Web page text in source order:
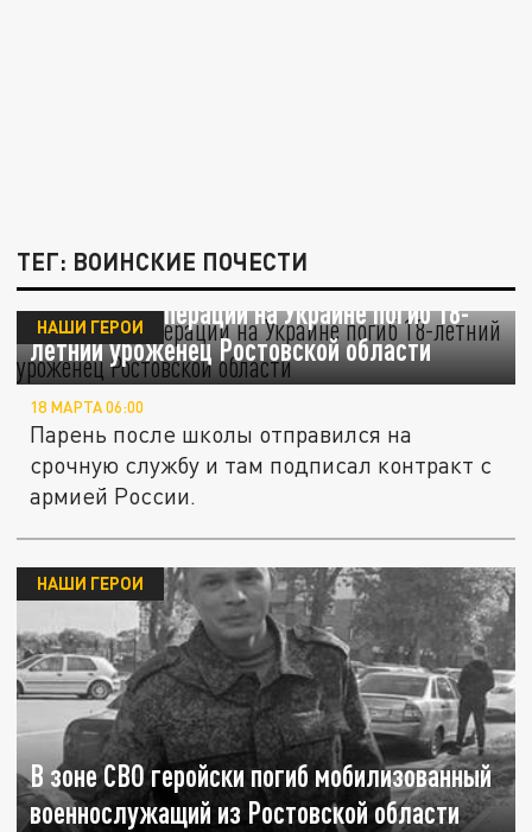
ТЕГ: ВОИНСКИЕ ПОЧЕСТИ
В зоне спецоперации на Украине погиб 18-
летний уроженец Ростовской области
НАШИ ГЕРОИ
18 МАРТА 06:00
Парень после школы отправился на
срочную службу и там подписал контракт с
армией России.
В зоне СВО геройски погиб мобилизованный
военнослужащий из Ростовской области
НАШИ ГЕРОИ